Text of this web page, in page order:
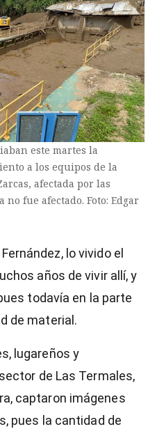
este martes la
a los equipos de la
afectada por las
fue afectado. Foto: Edgar
lo vivido el
años de vivir allí, y
todavía en la parte
de material.
lugareños y
de Las Termales,
captaron imágenes
pues la cantidad de